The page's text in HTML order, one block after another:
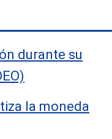
durante su
la moneda